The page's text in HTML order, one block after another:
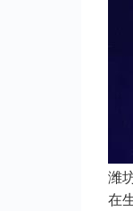
潍
在